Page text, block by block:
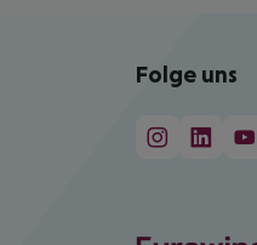
Folge uns